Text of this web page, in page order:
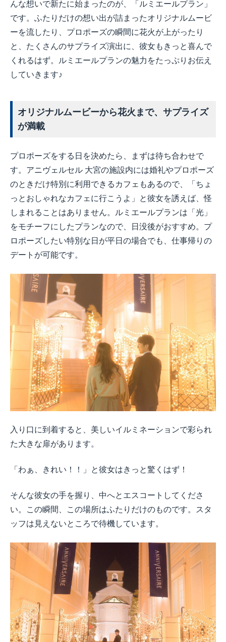
んな想いで新たに始まったのが、「ルミエールプラン」
です。ふたりだけの想い出が詰まったオリジナルムービ
ーを流したり、プロポーズの瞬間に花火が上がったり
と、たくさんのサプライズ演出に、彼女もきっと喜んで
くれるはず。ルミエールプランの魅力をたっぷりお伝え
していきます♪
オリジナルムービーから花火まで、サプライズ
が満載
プロポーズをする日を決めたら、まずは待ち合わせで
す。アニヴェルセル 大宮の施設内には婚礼やプロポーズ
のときだけ特別に利用できるカフェもあるので、「ちょ
っとおしゃれなカフェに行こうよ」と彼女を誘えば、怪
しまれることはありません。ルミエールプランは「光」
をモチーフにしたプランなので、日没後がおすすめ。プ
ロポーズしたい特別な日が平日の場合でも、仕事帰りの
デートが可能です。
入り口に到着すると、美しいイルミネーションで彩られ
た大きな扉があります。
「わぁ、きれい！！」と彼女はきっと驚くはず！
そんな彼女の手を握り、中へとエスコートしてくださ
い。この瞬間、この場所はふたりだけのものです。スタ
ッフは見えないところで待機しています。